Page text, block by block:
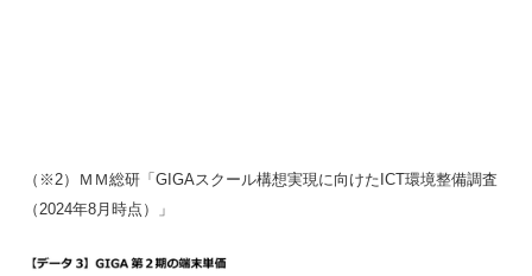
（※2）ＭＭ総研「GIGAスクール構想実現に向けたICT環境整備調査
（2024年8月時点）」